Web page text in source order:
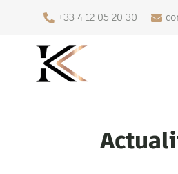
+33 4 12 05 20 30